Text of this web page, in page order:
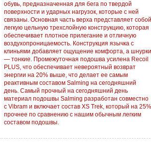
обувь, предназначенная для бега по твердой
поверхности и ударных нагрузок, которые с ней
связаны. Основная часть верха представляет собой
легкую цельную трехслойную конструкцию, которая
обеспечивает плотное прилегание и отличную
воздухопроницаемость. Конструкция язычка с
клиньями добавляет ощущение комфорта, а шнурки
— тонкие. Промежуточная подошва усилена Recoil
PLUS, что обеспечивает невероятный возврат
энергии на 20% выше, что делает ее самым
реактивным составом Salming на сегодняшний
день. Самый прочный на сегодняшний день
материал подошвы Salming разработан совместно
с Vibram и включает состав XS Trek, который на 25%
прочнее по сравнению с нашим обычным легким
составом подошвы.